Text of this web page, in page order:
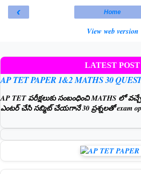
‹ Home
View web version
LATEST POST
AP TET PAPER 1&2 MATHS 30
AP TET పరీక్షలుకు సంబంధించి MATHS లో
ఎంటర్ చేసి సబ్మిట్ చేయగానే 30 ప్రశ్నలతో exam